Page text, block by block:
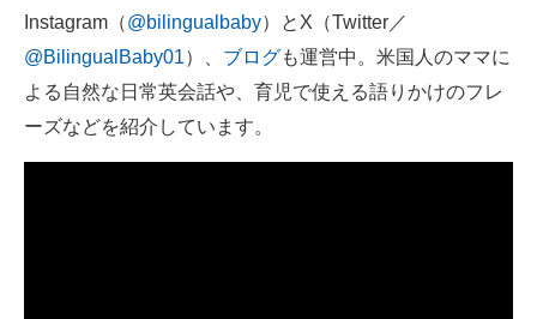
Instagram（@bilingualbaby）とX（Twitter／
@BilingualBaby01）、 ブログも運営中。米国人のママに
よる自然な日常英会話や、育児で使える語りかけのフレ
ーズなどを紹介しています。